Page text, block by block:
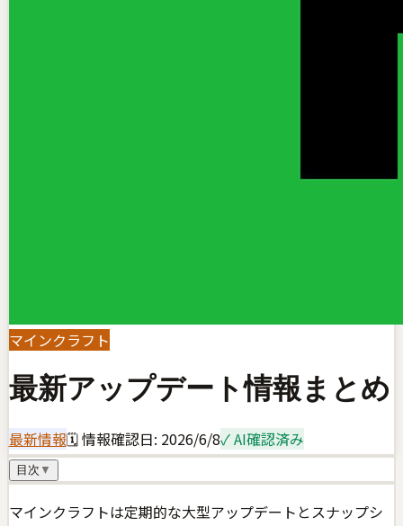
マインクラフト
最新アップデート情報まとめ
最新情報🗓 情報確認日: 2026/6/8✓ AI確認済み
目次 ▼
マインクラフトは定期的な大型アップデートとスナップシ